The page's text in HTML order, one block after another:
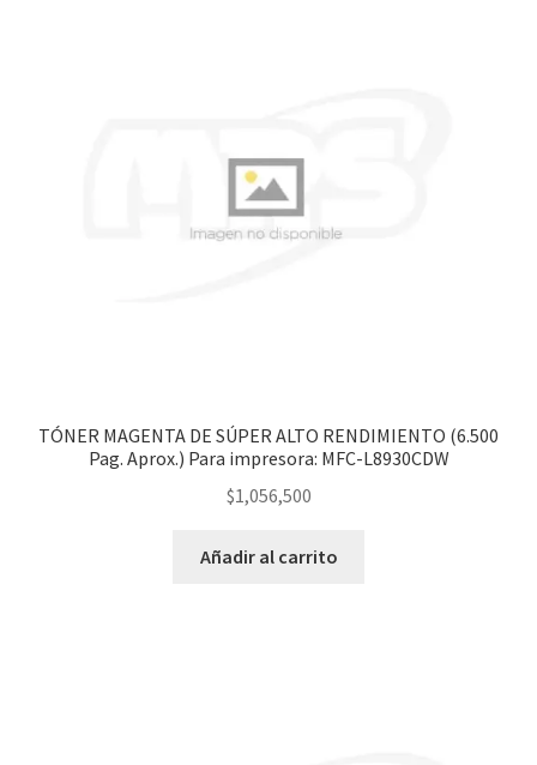
TÓNER MAGENTA DE SÚPER ALTO RENDIMIENTO (6.500
Pag. Aprox.) Para impresora: MFC-L8930CDW
$1,056,500
Añadir al carrito